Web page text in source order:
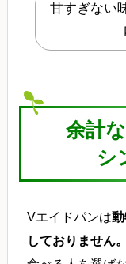
甘すぎない
余計
シ
Vエイドパンは
しておりません。